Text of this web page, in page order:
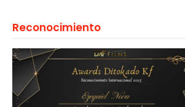
Reconocimiento